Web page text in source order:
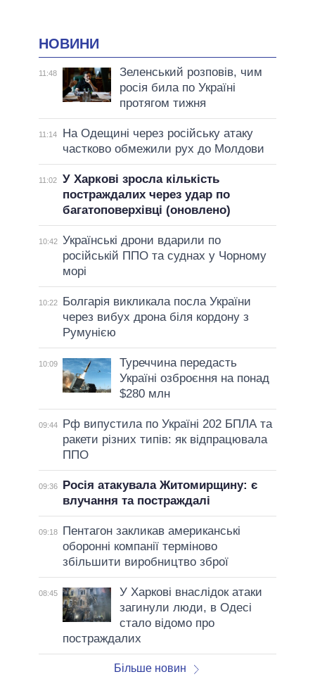
НОВИНИ
11:48
Зеленський розповів, чим
росія била по Україні
протягом тижня
11:14
На Одещині через російську атаку
частково обмежили рух до Молдови
11:02
У Харкові зросла кількість
постраждалих через удар по
багатоповерхівці (оновлено)
10:42 Українські дрони вдарили по
російській ППО та суднах у Чорному
морі
10:22
Болгарія викликала посла України
через вибух дрона біля кордону з
Румунією
10:09
Туреччина передасть
Україні озброєння на понад
$280 млн
09:44
Рф випустила по Україні 202 БПЛА та
ракети різних типів: як відпрацювала
ППО
09:36
Росія атакувала Житомирщину: є
влучання та постраждалі
09:18
Пентагон закликав американські
оборонні компанії терміново
збільшити виробництво зброї
08:45
У Харкові внаслідок атаки
загинули люди, в Одесі
стало відомо про
постраждалих
Більше новин